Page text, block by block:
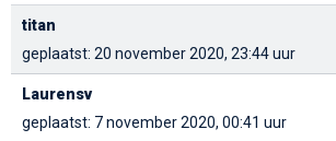
titan
geplaatst: 20 november 2020, 23:44 uur
Laurensv
geplaatst: 7 november 2020, 00:41 uur